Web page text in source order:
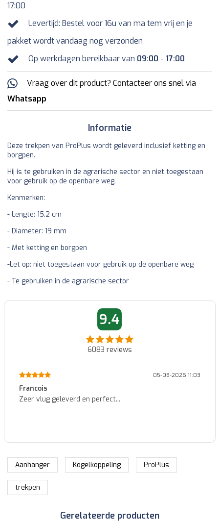
17:00
Levertijd: Bestel voor 16u van ma tem vrij en je
pakket wordt vandaag nog verzonden
Op werkdagen bereikbaar van 09:00 - 17:00
Vraag over dit product? Contacteer ons snel via
Whatsapp
Informatie
Deze trekpen van ProPlus wordt geleverd inclusief ketting en
borgpen.
Hij is te gebruiken in de agrarische sector en niet toegestaan
voor gebruik op de openbare weg.
Kenmerken:
- Lengte: 15.2 cm
- Diameter: 19 mm
- Met ketting en borgpen
-Let op: niet toegestaan voor gebruik op de openbare weg
- Te gebruiken in de agrarische sector
9.4
6083 reviews
05-08-2026 11:03
Francois
Zeer vlug geleverd en perfect...
Aanhanger Kogelkoppeling ProPlus
trekpen
Gerelateerde producten